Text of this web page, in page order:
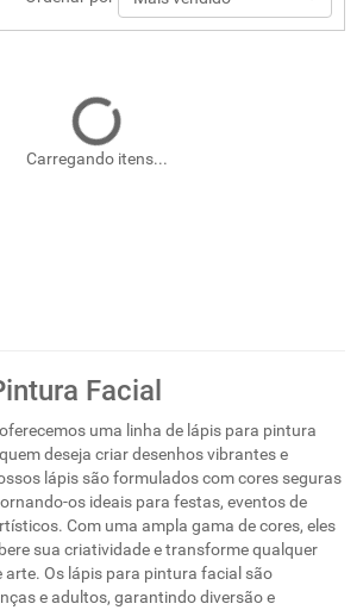
Carregando itens...
Facial
uma linha de lápis para pintura
deseja criar desenhos vibrantes e
lápis são formulados com cores seguras
os ideais para festas, eventos de
Com uma ampla gama de cores, eles
sua criatividade e transforme qualquer
arte. Os lápis para pintura facial são
e adultos, garantindo diversão e